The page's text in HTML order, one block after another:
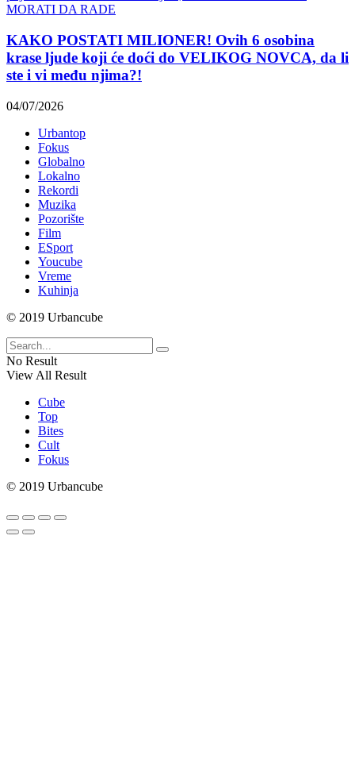
KAKO POSTATI MILIONER! Ovih 6 osobina
krase ljude koji će doći do VELIKOG NOVCA, da li
ste i vi među njima?!
04/07/2026
Urbantop
Fokus
Globalno
Lokalno
Rekordi
Muzika
Pozorište
Film
ESport
Youcube
Vreme
Kuhinja
© 2019 Urbancube
No Result
View All Result
Cube
Top
Bites
Cult
Fokus
© 2019 Urbancube